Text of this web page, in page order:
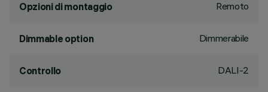
Opzioni di montaggio Remoto
Dimmable option Dimmerabile
Controllo DALI-2